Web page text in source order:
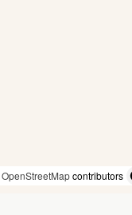
OpenStreetMapcontributors